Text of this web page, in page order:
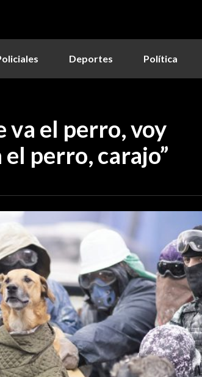
Deportes Política
va el perro, voy
perro, carajo”